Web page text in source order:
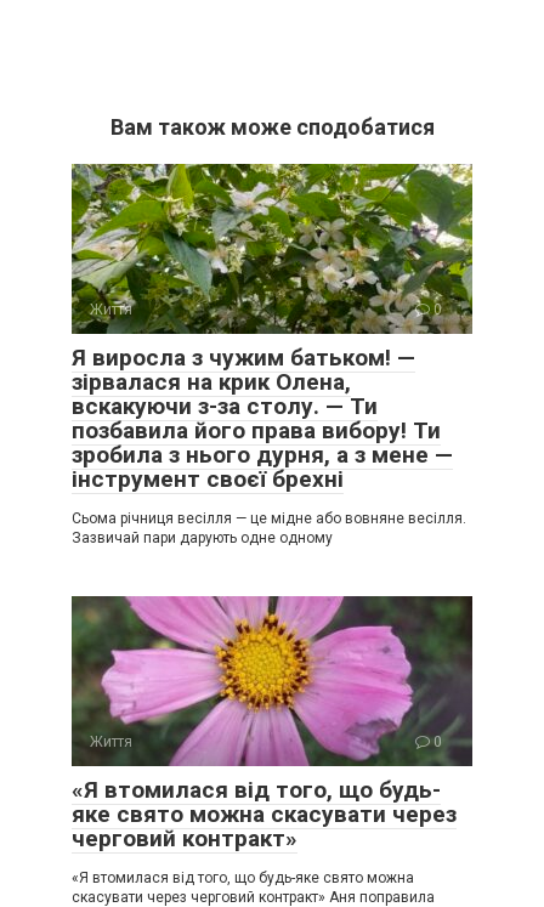
Вам також може сподобатися
Життя 0
Я виросла з чужим батьком! —
зірвалася на крик Олена,
вскакуючи з-за столу. — Ти
позбавила його права вибору! Ти
зробила з нього дурня, а з мене —
інструмент своєї брехні
Сьома річниця весілля — це мідне або вовняне весілля.
Зазвичай пари дарують одне одному
Життя 0
«Я втомилася від того, що будь-
яке свято можна скасувати через
черговий контракт»
«Я втомилася від того, що будь-яке свято можна
скасувати через черговий контракт» Аня поправила